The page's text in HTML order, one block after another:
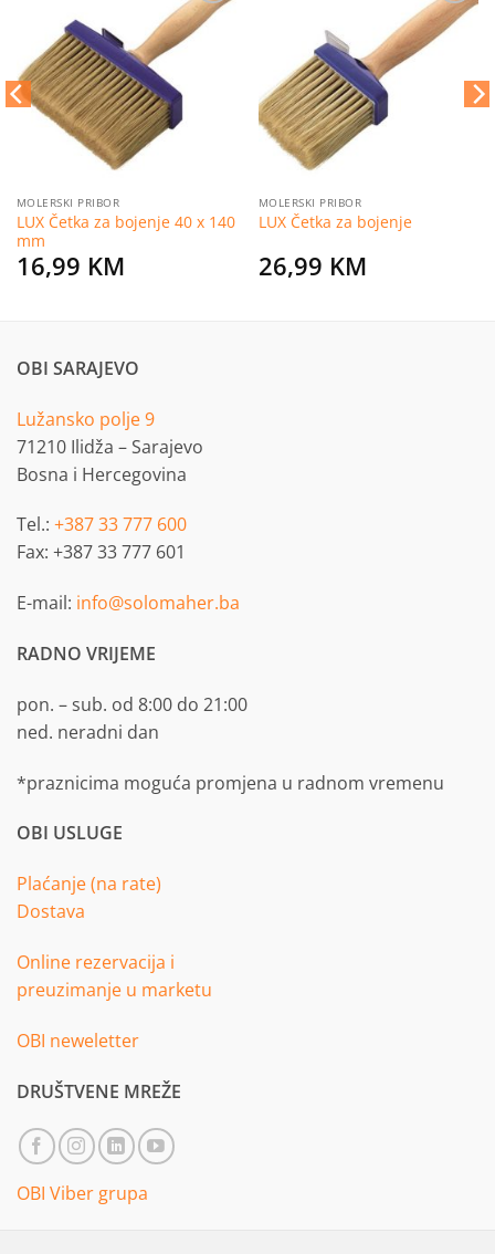
Dodaj
MOLERSKI PRIBOR
LUX Četka za bojenje 40 x 140
mm
16,99 KM
Dodaj
na
MOLERSKI PRIBOR
LUX Četka za bojenje
26,99 KM
OBI SARAJEVO
Lužansko polje 9
71210 Ilidža – Sarajevo
Bosna i Hercegovina
Tel.: +387 33 777 600
Fax: +387 33 777 601
E-mail: info@solomaher.ba
RADNO VRIJEME
pon. – sub. od 8:00 do 21:00
ned. neradni dan
*praznicima moguća promjena u radnom vremenu
OBI USLUGE
Plaćanje (na rate)
Dostava
Online rezervacija i
preuzimanje u marketu
OBI neweletter
DRUŠTVENE MREŽE
OBI Viber grupa